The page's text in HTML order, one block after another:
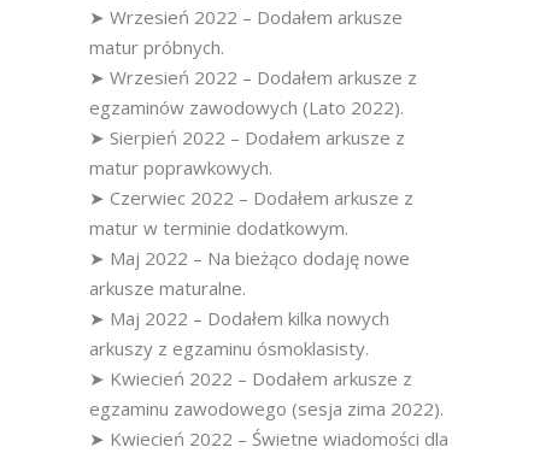
➤ Wrzesień 2022 – Dodałem arkusze
matur próbnych.
➤ Wrzesień 2022 – Dodałem arkusze z
egzaminów zawodowych (Lato 2022).
➤ Sierpień 2022 – Dodałem arkusze z
matur poprawkowych.
➤ Czerwiec 2022 – Dodałem arkusze z
matur w terminie dodatkowym.
➤ Maj 2022 – Na bieżąco dodaję nowe
arkusze maturalne.
➤ Maj 2022 – Dodałem kilka nowych
arkuszy z egzaminu ósmoklasisty.
➤ Kwiecień 2022 – Dodałem arkusze z
egzaminu zawodowego (sesja zima 2022).
➤ Kwiecień 2022 – Świetne wiadomości dla